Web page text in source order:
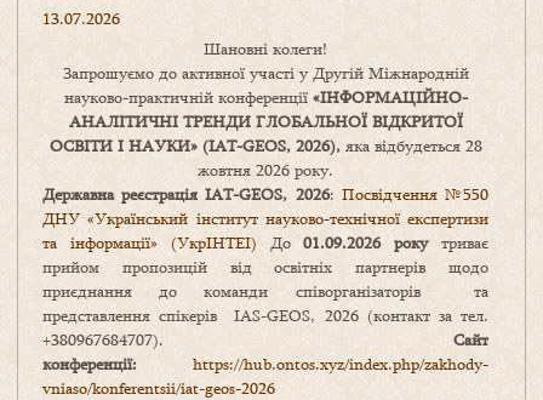
13.07.2026
Шановні колеги!
Запрошуємо до активної участі у Другій Міжнародній
науково-практичній конференції «ІНФОРМАЦІЙНО-
АНАЛІТИЧНІ ТРЕНДИ ГЛОБАЛЬНОЇ ВІДКРИТОЇ
ОСВІТИ І НАУКИ» (IAT-GEOS, 2026),яка відбудеться 28
жовтня 2026 року.
Державна реєстрація IAT-GEOS, 2026: Посвідчення №550
ДНУ «Український інститут науково-технічної експертизи
та інформації» (УкрІНТЕІ) До01.09.2026 рокутриває
прийом пропозицій від освітніх партнерів щодо
приєднання до команди співорганізаторів та
представлення спікерів IAS-GEOS, 2026 (контакт за тел.
+380967684707). Сайт
конференції: https://hub.ontos.xyz/index.php/zakhody-
vniaso/konferentsii/iat-geos-2026